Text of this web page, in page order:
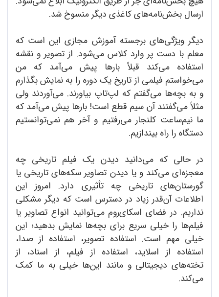
ارسال بخش‌نامه‌های کاغذی دیگر منسوخ شد.
دیگر ویژگی‌های برجسته آموزش مجازی این است که
معلم با دست پر وارد کلاس می‌شود. از تصویر و نقشه
استفاده می‌کند قبلاً بارها پیش می‌آمد که من
می‌خواستم فیلمی از تاریخ یک دوره را به نمایش بگذارم
و به بچه‌ها می‌گفتم که لپ‌تاپ بیاورند. می‌آوردند ولی
مثلاً می‌گفتند آن سیم قطع است! بارها پیش می‌آمد که
ما نیم‌ساعت کلنجار می‌رفتیم و آخر هم نمی‌توانستیم
دستگاه را راه بیندازیم.
در حالی که می‌دانید دیدن یک فیلم تاریخی چه
معجزه‌ای می‌کند و یا دیدن تصاویر سکه‌های تاریخی یا
گورستان‌های تاریخی چه تأثیری دارد. امروز این
اطلاعات آن‌قدر زیاد در دسترس است که دیگر مشکلی
نداریم. در فضای اسکای‌روم می‌توانید انواع تصاویر یا
فیلم‌ها را خیلی سریع برای بچه‌ها نمایش بدهید؛ این
خیلی مهم است. استفاده تصویر،‌ استفاده از صدا،
استفاده از اسلاید، استفاده از فیلم، از اسناد، از
تخته‌های دیجیتالی و مانند این‌ها خیلی به ما کمک
می‌کند.